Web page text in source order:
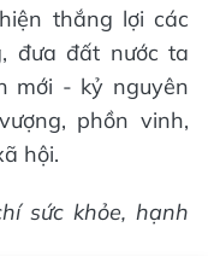
thắng lợi các
đưa đất nước ta
mới - kỷ nguyên
phồn vinh,
hội.
sức khỏe, hạnh